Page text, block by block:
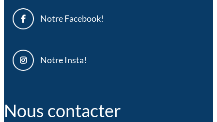
Notre Facebook!
Notre Insta!
Nous contacter